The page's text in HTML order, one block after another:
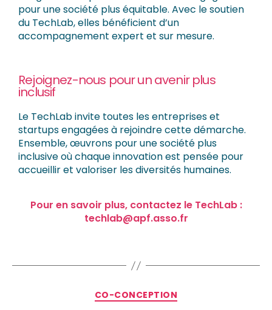
pour une société plus équitable. Avec le soutien
du TechLab, elles bénéficient d’un
accompagnement expert et sur mesure.
Rejoignez-nous pour un avenir plus
inclusif
Le TechLab invite toutes les entreprises et
startups engagées à rejoindre cette démarche.
Ensemble, œuvrons pour une société plus
inclusive où chaque innovation est pensée pour
accueillir et valoriser les diversités humaines.
Pour en savoir plus, contactez le TechLab :
techlab@apf.asso.fr
CO-CONCEPTION